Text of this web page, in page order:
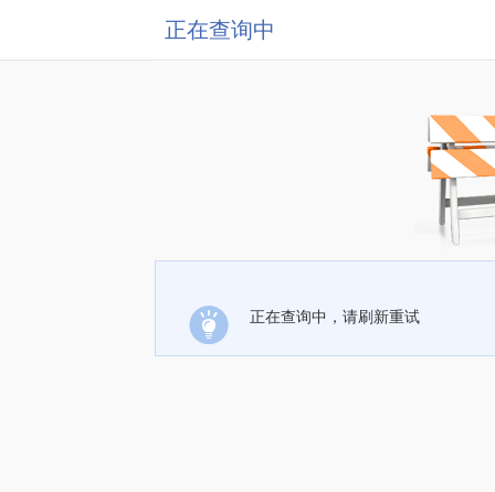
正在查询中
正在查询中，请刷新重试